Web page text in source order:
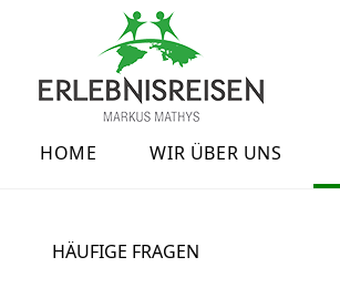
Direkt zum Inhalt
Main menu
HOME WIR ÜBER UNS
HÄUFIGE FRAGEN